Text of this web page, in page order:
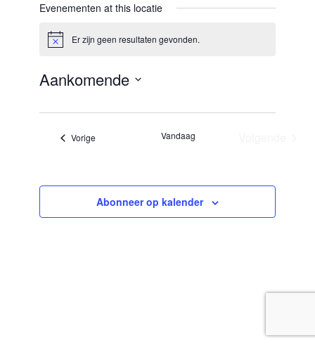
Evenementen at this locatie
BerichtEr zijn geen resultaten gevonden.
Aankomende
een
Vorige Vandaag
Abonneer op kalender